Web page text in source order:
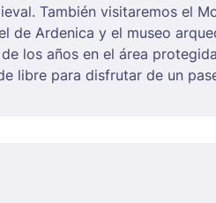
También visitaremos el
de Ardenica y el museo
los años en el área
libre para disfrutar de un